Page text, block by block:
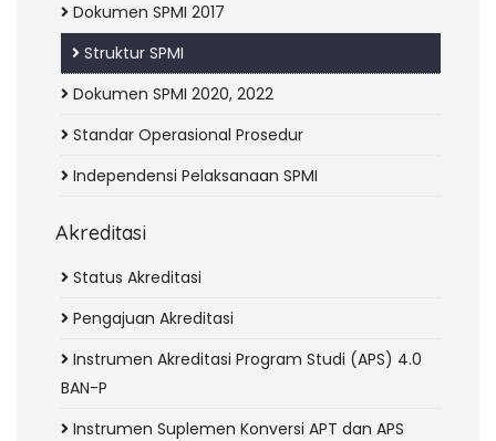
Dokumen SPMI 2017
Struktur SPMI
Dokumen SPMI 2020, 2022
Standar Operasional Prosedur
Independensi Pelaksanaan SPMI
Akreditasi
Status Akreditasi
Pengajuan Akreditasi
Instrumen Akreditasi Program Studi (APS) 4.0
BAN-P
Instrumen Suplemen Konversi APT dan APS